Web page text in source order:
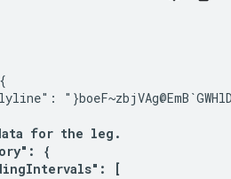
for the leg.
{
[